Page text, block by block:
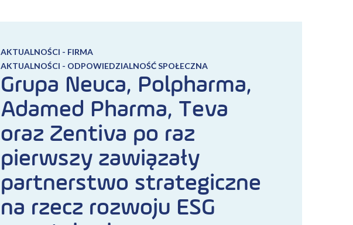
AKTUALNOŚCI - FIRMA
AKTUALNOŚCI - ODPOWIEDZIALNOŚĆ SPOŁECZNA
Grupa Neuca, Polpharma,
Adamed Pharma, Teva
oraz Zentiva po raz
pierwszy zawiązały
partnerstwo strategiczne
na rzecz rozwoju ESG